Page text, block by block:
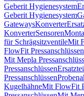
Geberit Hygienesystem
Geberit Hygienesystem
GatewaysKonverter
KonverterSensoren
für SchrägsitzventileMit
FlowFit Pressanschlüssen
Mit Mepla
Pressanschlüssen
Pressanschlüssen
KugelhähneMit FlowFit